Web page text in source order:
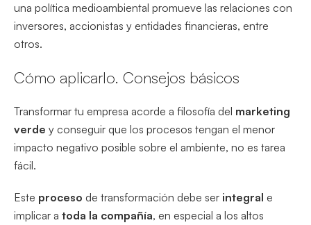
una política medioambiental promueve las relaciones con
inversores, accionistas y entidades financieras, entre
otros.
Cómo aplicarlo. Consejos básicos
Transformar tu empresa acorde a filosofía del marketing
verde y conseguir que los procesos tengan el menor
impacto negativo posible sobre el ambiente, no es tarea
fácil.
Este proceso de transformación debe ser integral e
implicar a toda la compañía, en especial a los altos